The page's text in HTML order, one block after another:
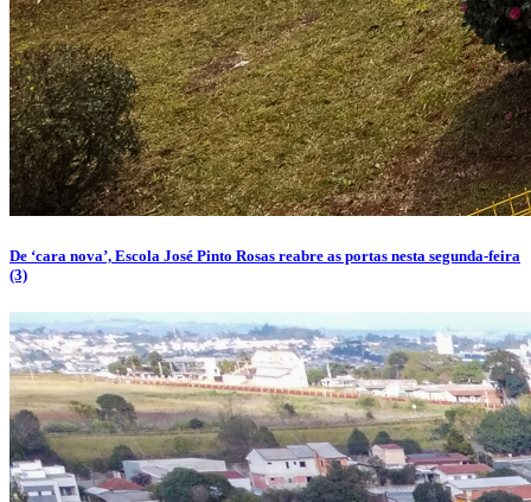
De ‘cara nova’, Escola José Pinto Rosas reabre as portas nesta segunda-feira
(3)